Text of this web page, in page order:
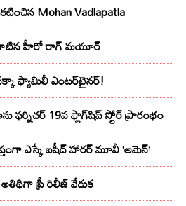
Mohan Vadlapatla
హీరో రాగ్ మయూర్‌
ఫ్యామిలీ ఎంటర్‌టైనర్!
19వ ఫ్లాగ్‌షిప్ స్టోర్ ప్రారంభం
ఎస్కే బషీద్‌ హారర్ మూవీ ‘అమెన్’
అతిథిగా ప్రీ రిలీజ్ వేడుక